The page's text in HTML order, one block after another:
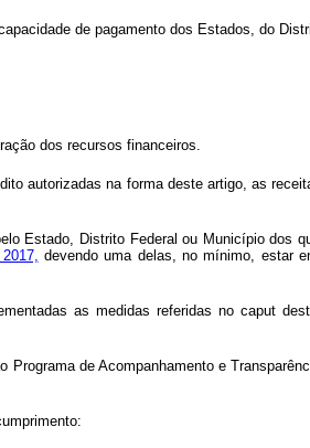
de pagamento dos Estados, do
dos recursos financeiros.
autorizadas na forma deste artigo, as
Estado, Distrito Federal ou Município dos
devendo uma delas, no mínimo, estar
as medidas referidas nocaput
de Acompanhamento e